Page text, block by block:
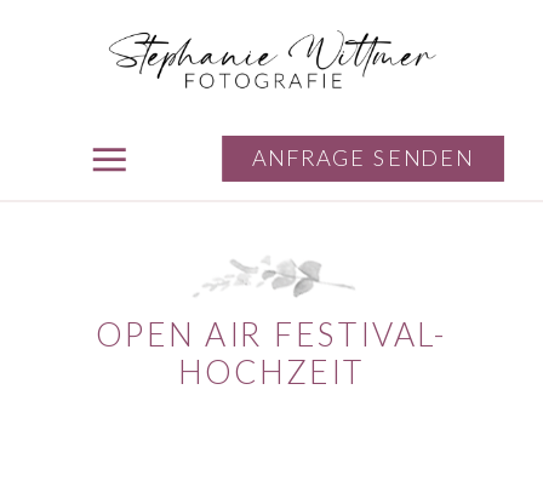
ANFRAGE SENDEN
OPEN AIR FESTIVAL-
HOCHZEIT